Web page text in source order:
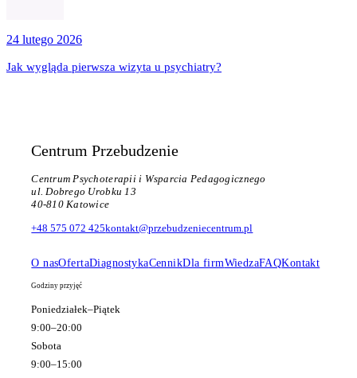
24 lutego 2026
Jak wygląda pierwsza wizyta u psychiatry?
Centrum Przebudzenie
Centrum Psychoterapii i Wsparcia Pedagogicznego
ul. Dobrego Urobku 13
40-810 Katowice
+48 575 072 425kontakt@przebudzeniecentrum.pl
O nasOfertaDiagnostykaCennikDla firmWiedzaFAQKontakt
Godziny przyjęć
Poniedziałek–Piątek
9:00–20:00
Sobota
9:00–15:00